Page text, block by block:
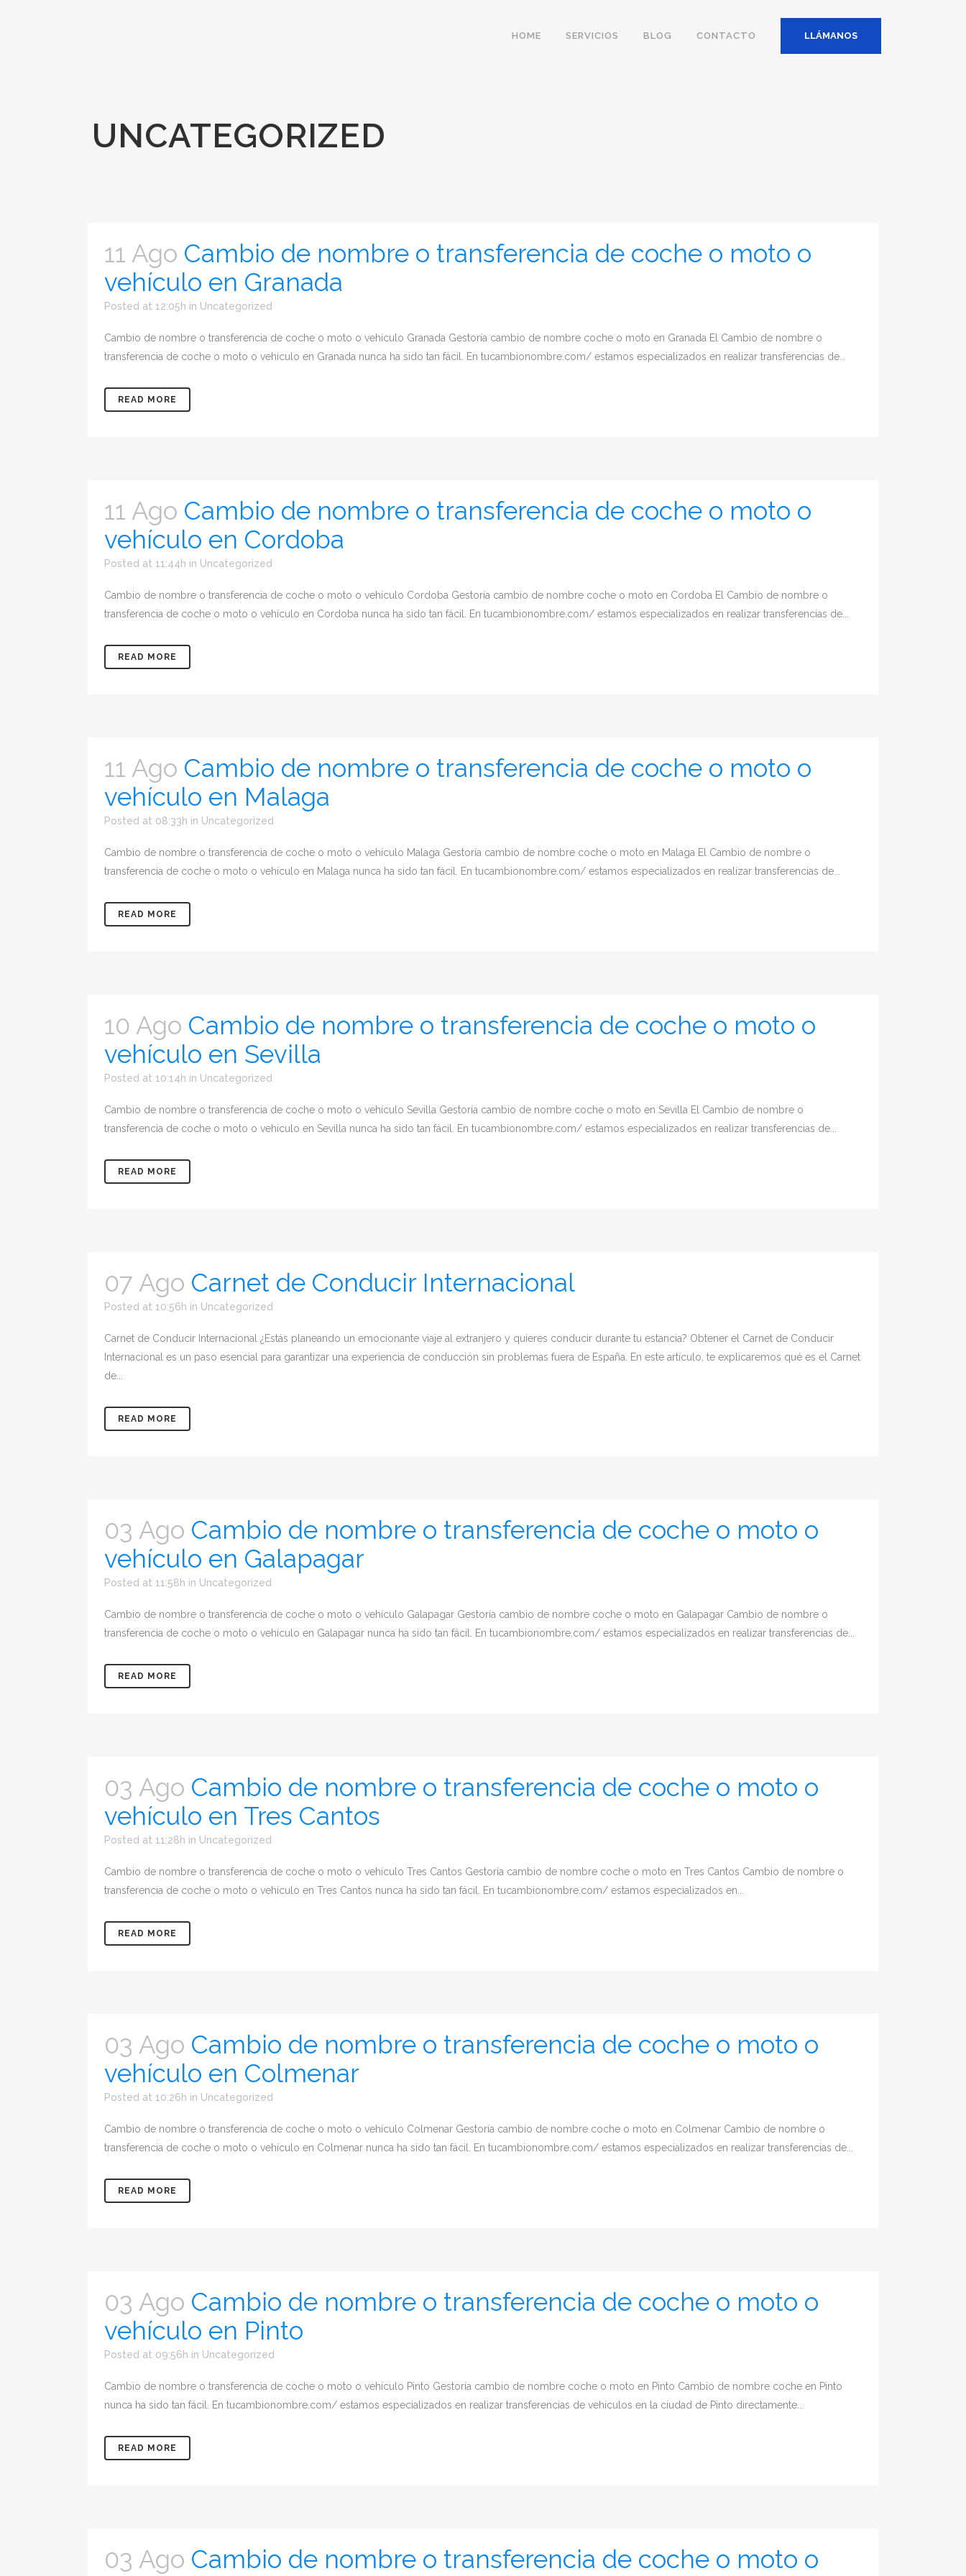
LLÁMANOS
HOME SERVICIOS BLOG CONTACTO
UNCATEGORIZED
11 Ago Cambio de nombre o transferencia de coche o moto o
vehículo en Granada
Posted at 12:05h in Uncategorized
Cambio de nombre o transferencia de coche o moto o vehículo Granada Gestoría cambio de nombre coche o moto en Granada El Cambio de nombre o
transferencia de coche o moto o vehículo en Granada nunca ha sido tan fácil. En tucambionombre.com/ estamos especializados en realizar transferencias de...
READ MORE
11 Ago Cambio de nombre o transferencia de coche o moto o
vehículo en Cordoba
Posted at 11:44h in Uncategorized
Cambio de nombre o transferencia de coche o moto o vehículo Cordoba Gestoría cambio de nombre coche o moto en Cordoba El Cambio de nombre o
transferencia de coche o moto o vehículo en Cordoba nunca ha sido tan fácil. En tucambionombre.com/ estamos especializados en realizar transferencias de...
READ MORE
11 Ago Cambio de nombre o transferencia de coche o moto o
vehículo en Malaga
Posted at 08:33h in Uncategorized
Cambio de nombre o transferencia de coche o moto o vehículo Malaga Gestoría cambio de nombre coche o moto en Malaga El Cambio de nombre o
transferencia de coche o moto o vehículo en Malaga nunca ha sido tan fácil. En tucambionombre.com/ estamos especializados en realizar transferencias de...
READ MORE
10 Ago Cambio de nombre o transferencia de coche o moto o
vehículo en Sevilla
Posted at 10:14h in Uncategorized
Cambio de nombre o transferencia de coche o moto o vehículo Sevilla Gestoría cambio de nombre coche o moto en Sevilla El Cambio de nombre o
transferencia de coche o moto o vehículo en Sevilla nunca ha sido tan fácil. En tucambionombre.com/ estamos especializados en realizar transferencias de...
READ MORE
07 Ago Carnet de Conducir Internacional
Posted at 10:56h in Uncategorized
Carnet de Conducir Internacional ¿Estás planeando un emocionante viaje al extranjero y quieres conducir durante tu estancia? Obtener el Carnet de Conducir
Internacional es un paso esencial para garantizar una experiencia de conducción sin problemas fuera de España. En este artículo, te explicaremos qué es el Carnet
de...
READ MORE
03 Ago Cambio de nombre o transferencia de coche o moto o
vehículo en Galapagar
Posted at 11:58h in Uncategorized
Cambio de nombre o transferencia de coche o moto o vehículo Galapagar Gestoría cambio de nombre coche o moto en Galapagar Cambio de nombre o
transferencia de coche o moto o vehículo en Galapagar nunca ha sido tan fácil. En tucambionombre.com/ estamos especializados en realizar transferencias de...
READ MORE
03 Ago Cambio de nombre o transferencia de coche o moto o
vehículo en Tres Cantos
Posted at 11:28h in Uncategorized
Cambio de nombre o transferencia de coche o moto o vehículo Tres Cantos Gestoría cambio de nombre coche o moto en Tres Cantos Cambio de nombre o
transferencia de coche o moto o vehículo en Tres Cantos nunca ha sido tan fácil. En tucambionombre.com/ estamos especializados en...
READ MORE
03 Ago Cambio de nombre o transferencia de coche o moto o
vehículo en Colmenar
Posted at 10:26h in Uncategorized
Cambio de nombre o transferencia de coche o moto o vehículo Colmenar Gestoría cambio de nombre coche o moto en Colmenar Cambio de nombre o
transferencia de coche o moto o vehículo en Colmenar nunca ha sido tan fácil. En tucambionombre.com/ estamos especializados en realizar transferencias de...
READ MORE
03 Ago Cambio de nombre o transferencia de coche o moto o
vehículo en Pinto
Posted at 09:56h in Uncategorized
Cambio de nombre o transferencia de coche o moto o vehículo Pinto Gestoría cambio de nombre coche o moto en Pinto Cambio de nombre coche en Pinto
nunca ha sido tan fácil. En tucambionombre.com/ estamos especializados en realizar transferencias de vehículos en la ciudad de Pinto directamente...
READ MORE
03 Ago Cambio de nombre o transferencia de coche o moto o